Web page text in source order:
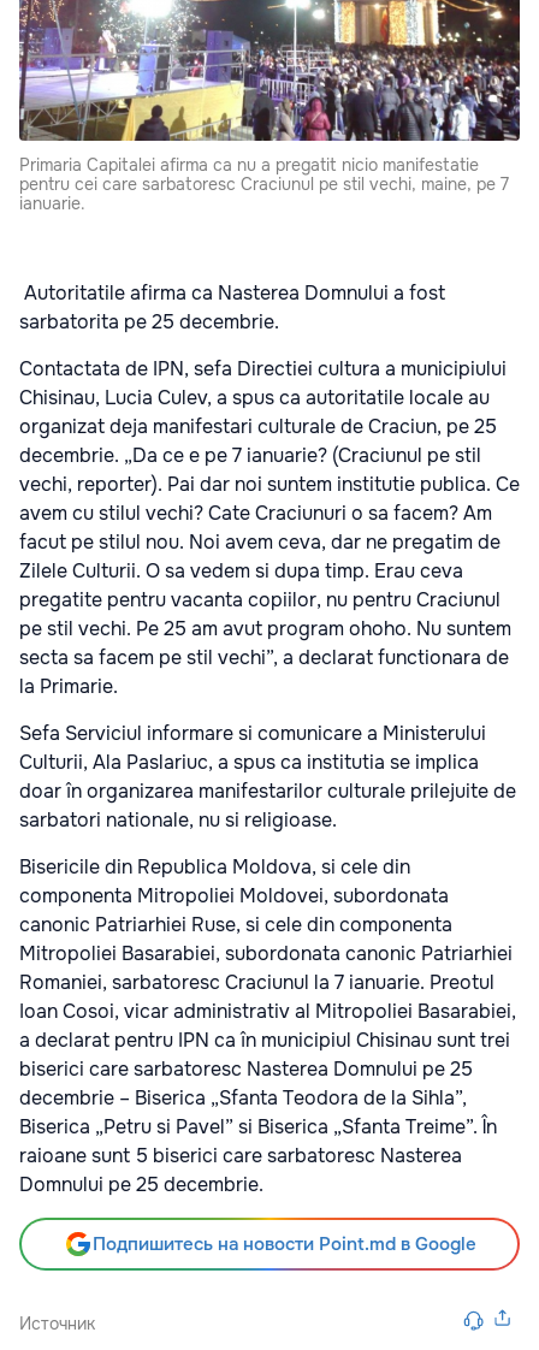
Primaria Capitalei afirma ca nu a pregatit nicio manifestatie
pentru cei care sarbatoresc Craciunul pe stil vechi, maine, pe 7
ianuarie.
Autoritatile afirma ca Nasterea Domnului a fost
sarbatorita pe 25 decembrie.
Contactata de IPN, sefa Directiei cultura a municipiului
Chisinau, Lucia Culev, a spus ca autoritatile locale au
organizat deja manifestari culturale de Craciun, pe 25
decembrie. „Da ce e pe 7 ianuarie? (Craciunul pe stil
vechi, reporter). Pai dar noi suntem institutie publica. Ce
avem cu stilul vechi? Cate Craciunuri o sa facem? Am
facut pe stilul nou. Noi avem ceva, dar ne pregatim de
Zilele Culturii. O sa vedem si dupa timp. Erau ceva
pregatite pentru vacanta copiilor, nu pentru Craciunul
pe stil vechi. Pe 25 am avut program ohoho. Nu suntem
secta sa facem pe stil vechi”, a declarat functionara de
la Primarie.
Sefa Serviciul informare si comunicare a Ministerului
Culturii, Ala Paslariuc, a spus ca institutia se implica
doar în organizarea manifestarilor culturale prilejuite de
sarbatori nationale, nu si religioase.
Bisericile din Republica Moldova, si cele din
componenta Mitropoliei Moldovei, subordonata
canonic Patriarhiei Ruse, si cele din componenta
Mitropoliei Basarabiei, subordonata canonic Patriarhiei
Romaniei, sarbatoresc Craciunul la 7 ianuarie. Preotul
Ioan Cosoi, vicar administrativ al Mitropoliei Basarabiei,
a declarat pentru IPN ca în municipiul Chisinau sunt trei
biserici care sarbatoresc Nasterea Domnului pe 25
decembrie – Biserica „Sfanta Teodora de la Sihla”,
Biserica „Petru si Pavel” si Biserica „Sfanta Treime”. În
raioane sunt 5 biserici care sarbatoresc Nasterea
Domnului pe 25 decembrie.
Подпишитесь на новости Point.md в Google
Источник